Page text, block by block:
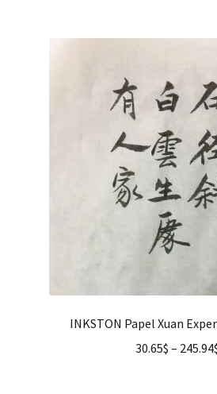
INKSTON Papel Xuan
30.65$ – 245.94